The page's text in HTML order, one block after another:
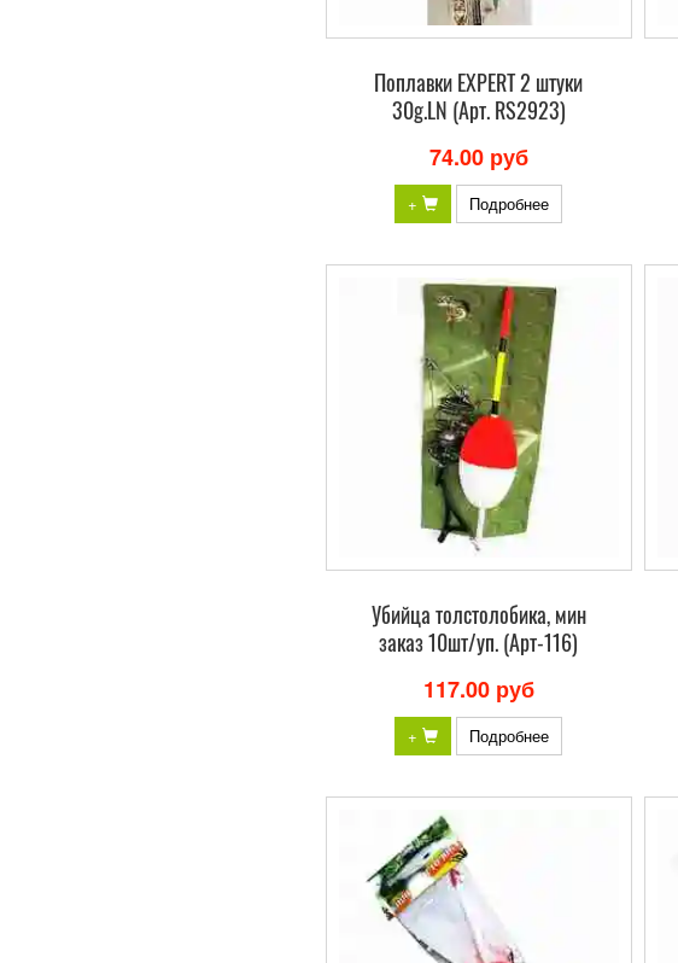
Поплавки EXPERT 2 штуки
30g.LN (Арт. RS2923)
74.00 руб
+ Подробнее
Убийца толстолобика, мин
заказ 10шт/уп. (Арт-116)
117.00 руб
+ Подробнее